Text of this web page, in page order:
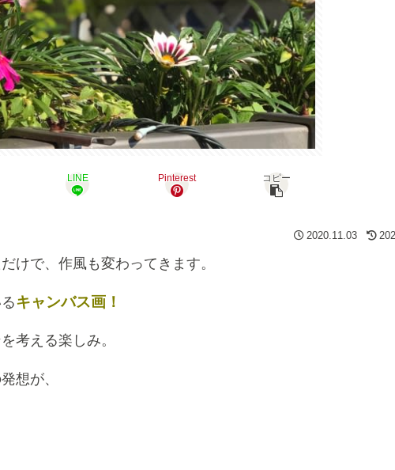
LINE Pinterest コピー
2020.11.03
けで、作風も変わってきます。
キャンバス画！
考える楽しみ。
想が、